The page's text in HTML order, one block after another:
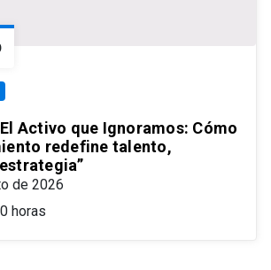
Activo que Ignoramos: Cómo
redefine talento,
de 2026
horas